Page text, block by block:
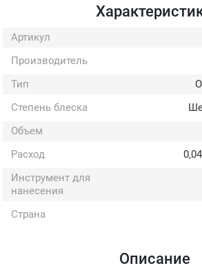
Артикул
Производитель
Тип
Степень блеска
Объем
Расход
Инструмент для
нанесения
Страна
Описание